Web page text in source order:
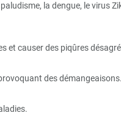
la dengue, le virus
et causer des piqûres
des démangeaisons.